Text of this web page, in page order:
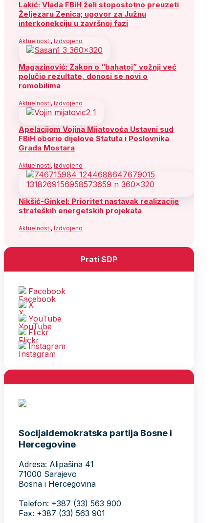
Lakić: Vlada FBiH želi stopostotno preuzeti
Željezaru Zenica; ugovor za Južnu
interkonekciju u završnoj fazi
Aktuelnosti, Izdvojeno
Magazinović: Zakon o “bahatoj” vožnji već
polučio rezultate, donosi se novi o
romobilima
Aktuelnosti, Izdvojeno
Apelacijom Vojina Mijatovoća Ustavni sud
FBiH oborio dijelove Statuta i Poslovnika
Grada Mostara
Aktuelnosti, Izdvojeno
Nikšić-Ginkel: Prioritet nastavak realizacije
strateških energetskih projekata
Aktuelnosti, Izdvojeno
Prati SDP
Facebook
X
YouTube
Flickr
Instagram
Socijaldemokratska partija Bosne i
Hercegovine
Adresa: Alipašina 41
71000 Sarajevo
Bosna i Hercegovina
Telefon: +387 (33) 563 900
Fax: +387 (33) 563 901